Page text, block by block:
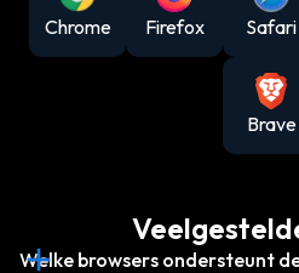
Chrome Firefox Safari
Brave
Welke browsers ondersteunt